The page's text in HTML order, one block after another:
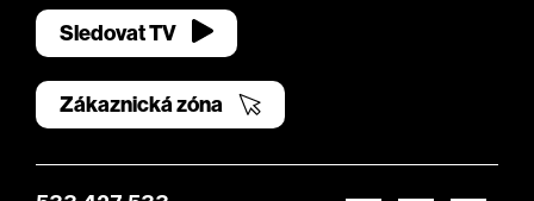
Sledovat TV
Zákaznická zóna